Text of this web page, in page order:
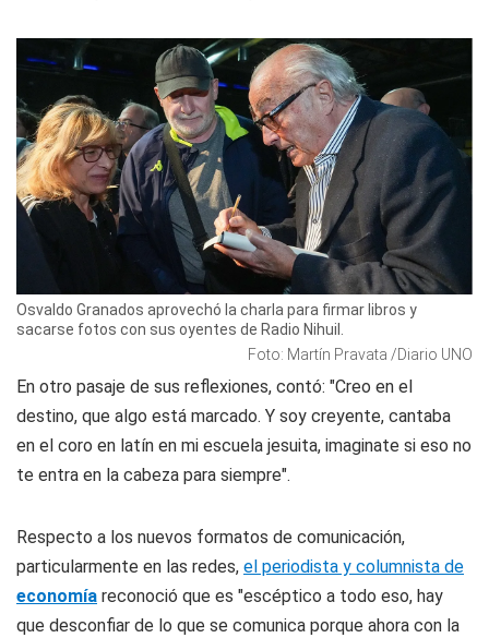
Osvaldo Granados aprovechó la charla para firmar libros y
sacarse fotos con sus oyentes de Radio Nihuil.
Foto: Martín Pravata /Diario UNO
En otro pasaje de sus reflexiones, contó: "Creo en el
destino, que algo está marcado. Y soy creyente, cantaba
en el coro en latín en mi escuela jesuita, imaginate si eso no
te entra en la cabeza para siempre".
Respecto a los nuevos formatos de comunicación,
particularmente en las redes, el periodista y columnista de
economía reconoció que es "escéptico a todo eso, hay
que desconfiar de lo que se comunica porque ahora con la